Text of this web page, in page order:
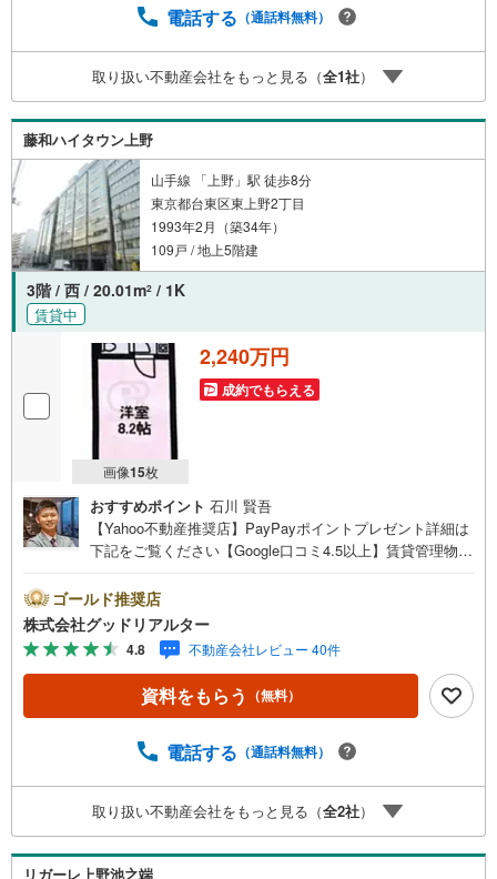
ての対策はお任せください。掲載されている物件は、弊社
い合わせください。※記載賃料等の収入や利回りは、将来に
わたり、得られることを保証するものではありません。※賃
料等については、賃貸中のものについては現在の賃料等
で、空室または所有者居住中等のものについては、周辺の
賃料相場に基づき、満室時を想定して表示しています。
電話する （通話料無料）
取り扱い不動産会社をもっと見る（全1社）
藤和ハイタウン上野
山手線 「上野」駅 徒歩8分
東京都台東区東上野2丁目
1993年2月（築34年）
109戸 / 地上5階建
3階 / 西 / 20.01m2 / 1K
賃貸中
画像15枚
2,240万円
成約でもらえる
おすすめポイント 石川 賢吾
【Yahoo不動産推奨店】PayPayポイントプレゼント詳細は
下記をご覧ください【Google口コミ4.5以上】賃貸管理物件
介です。投資用マンションを購入する際、最大のリスクは
空室リスクです。利回りがいくら高かろうとも、空室が続
いてしまえば、絵に描いた餅になってしまいます。弊社で
ご紹介するマンションは、人気エリアのお薦め物件はもち
ろんのこと、エリアのニーズに合った人気のお部屋等、賃
貸営業経験スタッフの培ってきた知識と経験を基に物件を
ての対策はお任せください。掲載されている物件は、弊社
い合わせください。※記載賃料等の収入や利回りは、将来に
わたり、得られることを保証するものではありません。※賃
料等については、賃貸中のものについては現在の賃料等
で、空室または所有者居住中等のものについては、周辺の
ゴールド推奨店
株式会社グッドリアルター
4.8 不動産会社レビュー 40件
資料をもらう （無料）
電話する （通話料無料）
取り扱い不動産会社をもっと見る（全2社）
リガーレ上野池之端